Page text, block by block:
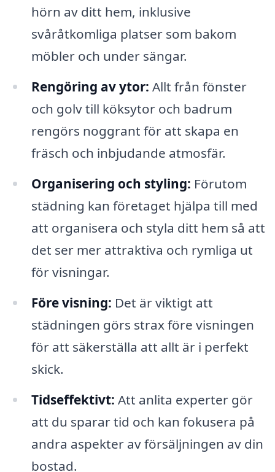
hörn av ditt hem, inklusive
svåråtkomliga platser som bakom
möbler och under sängar.
Rengöring av ytor: Allt från fönster
och golv till köksytor och badrum
rengörs noggrant för att skapa en
fräsch och inbjudande atmosfär.
Organisering och styling: Förutom
städning kan företaget hjälpa till med
att organisera och styla ditt hem så att
det ser mer attraktiva och rymliga ut
för visningar.
Före visning: Det är viktigt att
städningen görs strax före visningen
för att säkerställa att allt är i perfekt
skick.
Tidseffektivt: Att anlita experter gör
att du sparar tid och kan fokusera på
andra aspekter av försäljningen av din
bostad.